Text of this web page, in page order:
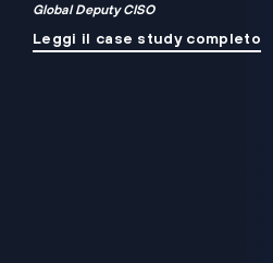
Global Deputy CISO
Leggi il case study completo